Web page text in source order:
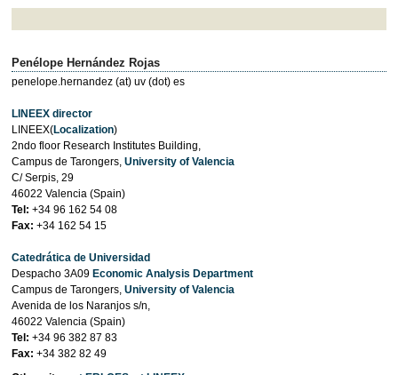
Penélope Hernández Rojas
penelope.hernandez (at) uv (dot) es
LINEEX director
LINEEX(Localization)
2ndo floor Research Institutes Building,
Campus de Tarongers, University of Valencia
C/ Serpis, 29
46022 Valencia (Spain)
Tel: +34 96 162 54 08
Fax: +34 162 54 15
Catedrática de Universidad
Despacho 3A09 Economic Analysis Department
Campus de Tarongers, University of Valencia
Avenida de los Naranjos s/n,
46022 Valencia (Spain)
Tel: +34 96 382 87 83
Fax: +34 382 82 49